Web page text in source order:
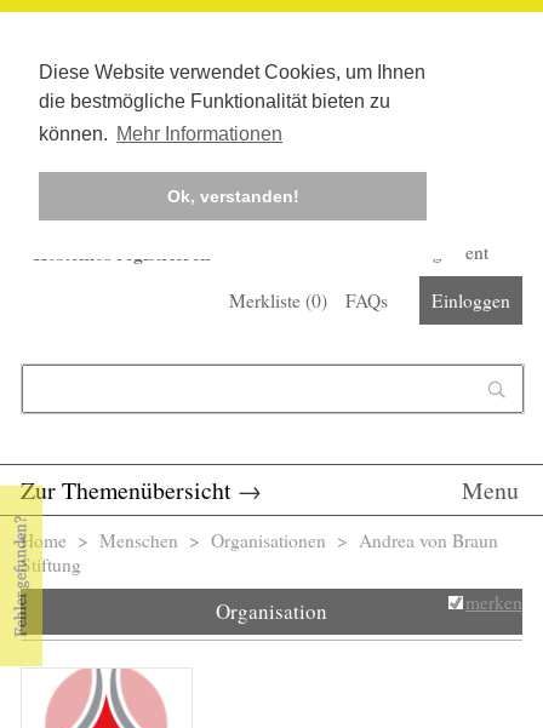
Diese Website verwendet Cookies, um Ihnen
die bestmögliche Funktionalität bieten zu
können. Mehr Informationen
Ok, verstanden!
Kostenlos registrieren
Corona-Management
Merkliste (0) FAQs Einloggen
Zur Themenübersicht → Menu
Sie sind hier
Home > Menschen > Organisationen > Andrea von Braun
Stiftung
Organisation merken